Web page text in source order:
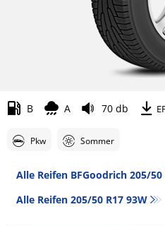
B A 70 db
Pkw Sommer
Alle Reifen BFGoodrich 205/50
Alle Reifen‎ 205/50 R17 93W